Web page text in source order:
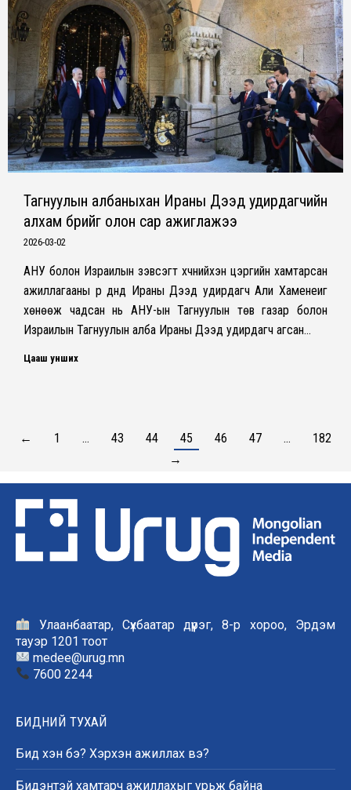
Тагнуулын албаныхан Ираны Дээд удирдагчийн
алхам бүрийг олон сар ажиглажээ
2026-03-02
АНУ болон Израилын зэвсэгт хүчнийхэн цэргийн хамтарсан
ажиллагааны үр дүнд Ираны Дээд удирдагч Али Хаменеиг
хөнөөж чадсан нь АНУ-ын Тагнуулын төв газар болон
Израилын Тагнуулын алба Ираны Дээд удирдагч агсан…
Цааш унших
← 1 … 43 44 45 46 47 …
182
→
Улаанбаатар, Сүхбаатар дүүрэг, 8-р хороо, Эрдэм
тауэр 1201 тоот
medee@urug.mn
7600 2244
БИДНИЙ ТУХАЙ
Бид хэн бэ? Хэрхэн ажиллах вэ?
Бидэнтэй хамтарч ажиллахыг урьж байна